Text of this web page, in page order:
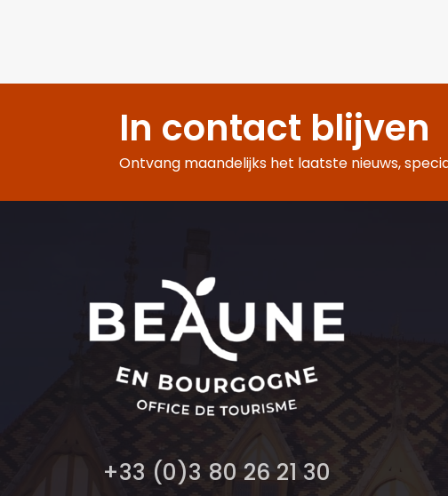
In contact blijven
Ontvang maandelijks het laatste nieuws,
+33 (0)3 80 26 21 30